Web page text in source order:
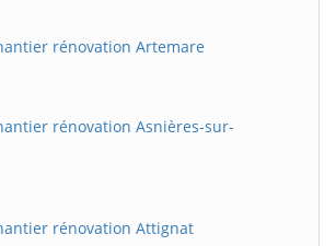
rénovation Artemare
rénovation Asnières-sur-
rénovation Attignat